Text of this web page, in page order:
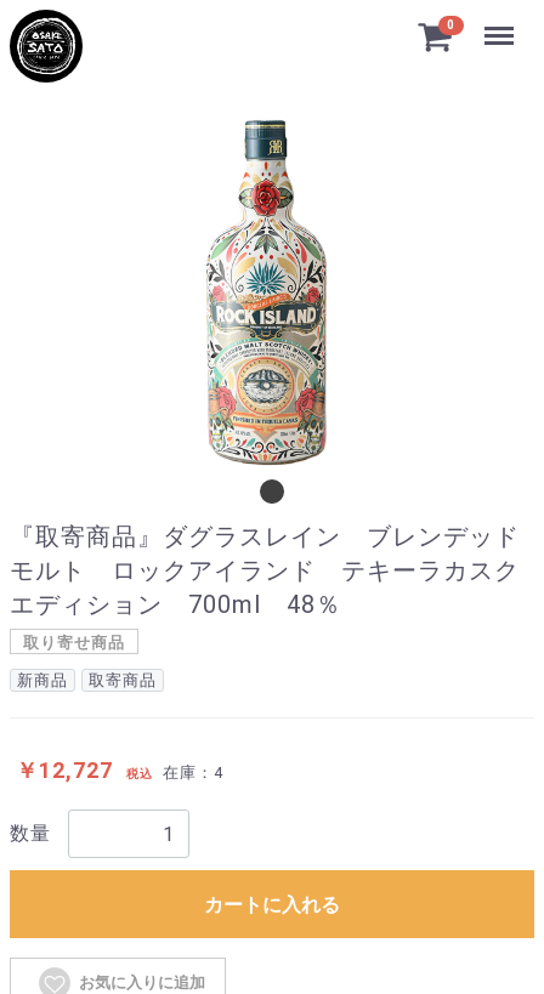
0 Menu
『取寄商品』ダグラスレイン ブレンデッド
モルト ロックアイランド テキーラカスク
エディション 700ml 48％
取り寄せ商品
新商品 取寄商品
￥12,727 税込 在庫：4
数量
カートに入れる
お気に入りに追加